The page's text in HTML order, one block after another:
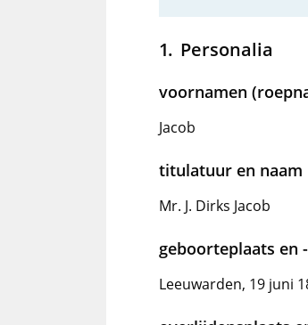
Personalia
voornamen
Jacob
titulatuur en naam
Mr. J. Dirks Jacob
geboorteplaats en
Leeuwarden, 19 juni